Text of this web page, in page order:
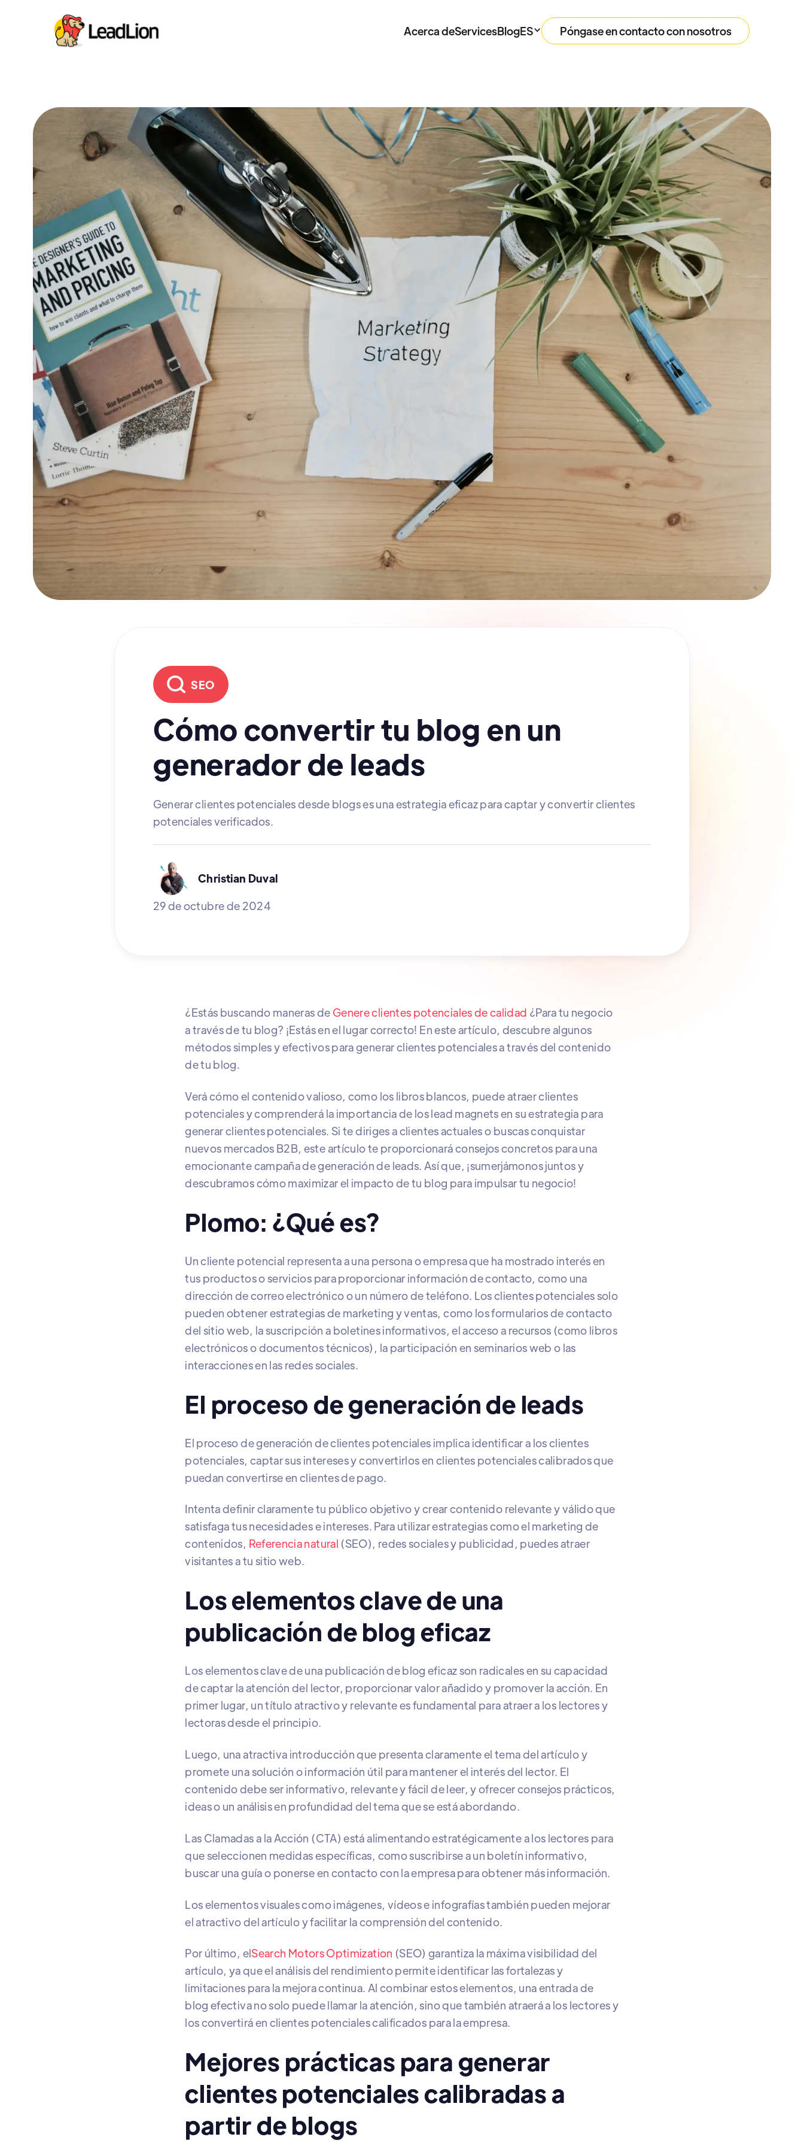
Acerca deServicesBlogES Póngase en contacto con nosotros
SEO
Cómo convertir tu blog en un
generador de leads
Generar clientes potenciales desde blogs es una estrategia eficaz para captar y convertir clientes
potenciales verificados.
Christian Duval
29 de octubre de 2024
¿Estás buscando maneras de Genere clientes potenciales de calidad ¿Para tu negocio
a través de tu blog? ¡Estás en el lugar correcto! En este artículo, descubre algunos
métodos simples y efectivos para generar clientes potenciales a través del contenido
de tu blog.
Verá cómo el contenido valioso, como los libros blancos, puede atraer clientes
potenciales y comprenderá la importancia de los lead magnets en su estrategia para
generar clientes potenciales. Si te diriges a clientes actuales o buscas conquistar
nuevos mercados B2B, este artículo te proporcionará consejos concretos para una
emocionante campaña de generación de leads. Así que, ¡sumerjámonos juntos y
descubramos cómo maximizar el impacto de tu blog para impulsar tu negocio!
Plomo: ¿Qué es?
Un cliente potencial representa a una persona o empresa que ha mostrado interés en
tus productos o servicios para proporcionar información de contacto, como una
dirección de correo electrónico o un número de teléfono. Los clientes potenciales solo
pueden obtener estrategias de marketing y ventas, como los formularios de contacto
del sitio web, la suscripción a boletines informativos, el acceso a recursos (como libros
electrónicos o documentos técnicos), la participación en seminarios web o las
interacciones en las redes sociales.
El proceso de generación de leads
El proceso de generación de clientes potenciales implica identificar a los clientes
potenciales, captar sus intereses y convertirlos en clientes potenciales calibrados que
puedan convertirse en clientes de pago.
Intenta definir claramente tu público objetivo y crear contenido relevante y válido que
satisfaga tus necesidades e intereses. Para utilizar estrategias como el marketing de
contenidos, Referencia natural (SEO), redes sociales y publicidad, puedes atraer
visitantes a tu sitio web.
Los elementos clave de una
publicación de blog eficaz
Los elementos clave de una publicación de blog eficaz son radicales en su capacidad
de captar la atención del lector, proporcionar valor añadido y promover la acción. En
primer lugar, un título atractivo y relevante es fundamental para atraer a los lectores y
lectoras desde el principio.
Luego, una atractiva introducción que presenta claramente el tema del artículo y
promete una solución o información útil para mantener el interés del lector. El
contenido debe ser informativo, relevante y fácil de leer, y ofrecer consejos prácticos,
ideas o un análisis en profundidad del tema que se está abordando.
Las Clamadas a la Acción (CTA) está alimentando estratégicamente a los lectores para
que seleccionen medidas específicas, como suscribirse a un boletín informativo,
buscar una guía o ponerse en contacto con la empresa para obtener más información.
Los elementos visuales como imágenes, vídeos e infografías también pueden mejorar
el atractivo del artículo y facilitar la comprensión del contenido.
Por último, elSearch Motors Optimization (SEO) garantiza la máxima visibilidad del
artículo, ya que el análisis del rendimiento permite identificar las fortalezas y
limitaciones para la mejora continua. Al combinar estos elementos, una entrada de
blog efectiva no solo puede llamar la atención, sino que también atraerá a los lectores y
los convertirá en clientes potenciales calificados para la empresa.
Mejores prácticas para generar
clientes potenciales calibradas a
partir de blogs